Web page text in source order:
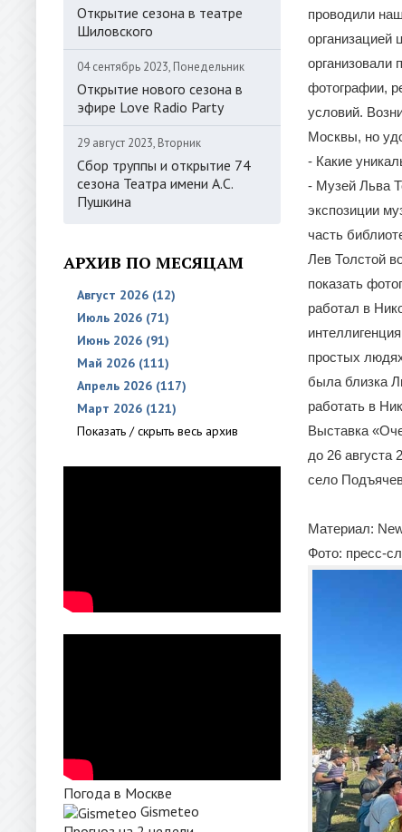
Открытие сезона в театре
Шиловского
04 сентябрь 2023, Понедельник
Открытие нового сезона в
эфире Love Radio Party
29 август 2023, Вторник
Сбор труппы и открытие 74
сезона Театра имени А.С.
Пушкина
АРХИВ ПО МЕСЯЦАМ
Август 2026 (12)
Июль 2026 (71)
Июнь 2026 (91)
Май 2026 (111)
Апрель 2026 (117)
Март 2026 (121)
Показать / скрыть весь архив
Погода в Москве
Gismeteo
проводили
организацией
организовали
фотографии,
условий.
Москвы, но
- Какие
- Музей Льва
экспозиции
часть
Лев Толстой
показать
работал в
простых
была близка
работать в
Выставка
до 26 августа
село
Материал:
Фото: пресс-